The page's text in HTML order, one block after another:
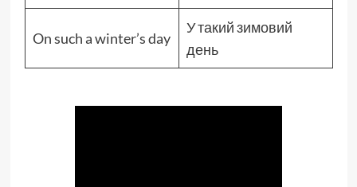
On such a winter’s day
У такий зимовий
день